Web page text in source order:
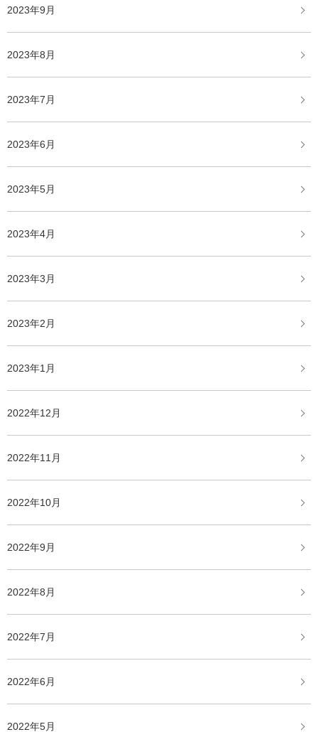
2023年9月
2023年8月
2023年7月
2023年6月
2023年5月
2023年4月
2023年3月
2023年2月
2023年1月
2022年12月
2022年11月
2022年10月
2022年9月
2022年8月
2022年7月
2022年6月
2022年5月